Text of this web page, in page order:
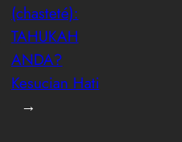
(chasteté):
TAHUKAH
ANDA?
Kesucian Hati
→